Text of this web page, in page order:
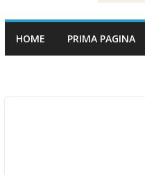
HOME PRIMA PAGINA